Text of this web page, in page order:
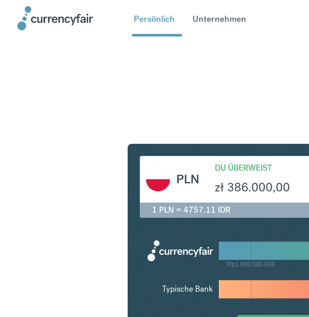
Persönlich Unternehmen
PLN
DU ÜBERWEIST
zł 386.000,00
1 PLN = 4757.11 IDR
Rp1.600.000.000
Typische Bank